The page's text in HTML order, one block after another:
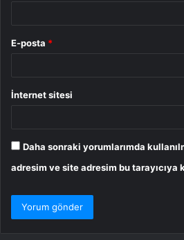
E-posta *
İnternet sitesi
Daha sonraki yorumlarımda
adresim ve site adresim bu tarayıcıya